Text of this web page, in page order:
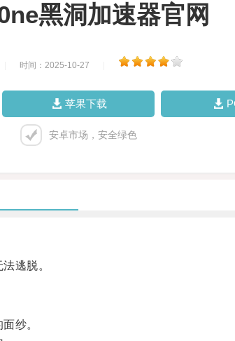
黑洞加速器官网
时间：2025-10-27
苹果下载
安卓市场，安全绿色
逃脱。
纱。